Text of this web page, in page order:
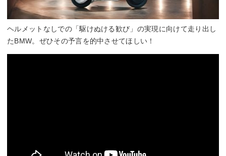
ヘルメットなしでの「駆けぬける歓び」の実現に向けて走り出し
たBMW。ぜひその予言を的中させてほしい！